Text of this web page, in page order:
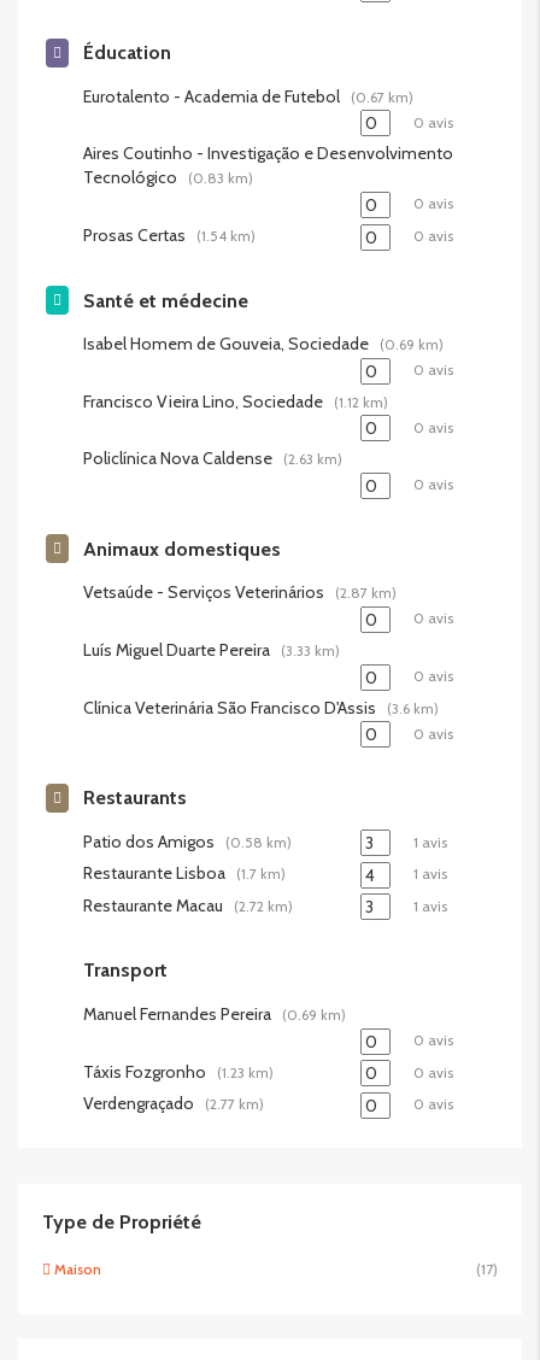
Éducation
Eurotalento - Academia de Futebol
(0.67 km)
0 avis
Aires Coutinho - Investigação e Desenvolvimento
Tecnológico
(0.83 km)
0 avis
Prosas Certas (1.54 km) 0 avis
Santé et médecine
Isabel Homem de Gouveia, Sociedade
(0.69 km)
0 avis
Francisco Vieira Lino, Sociedade
(1.12 km)
0 avis
Policlínica Nova Caldense
(2.63 km)
0 avis
Animaux domestiques
Vetsaúde - Serviços Veterinários
(2.87 km)
0 avis
Luís Miguel Duarte Pereira
(3.33 km)
0 avis
Clínica Veterinária São Francisco D'Assis
(3.6 km)
0 avis
Restaurants
Patio dos Amigos (0.58 km) 1 avis
Restaurante Lisboa (1.7 km) 1 avis
Restaurante Macau (2.72 km) 1 avis
Transport
Manuel Fernandes Pereira
(0.69 km)
0 avis
Táxis Fozgronho (1.23 km) 0 avis
Verdengraçado (2.77 km) 0 avis
Type de Propriété
Maison (17)